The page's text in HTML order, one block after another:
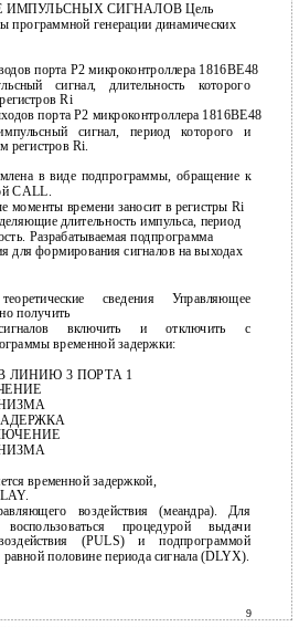
СИГНАЛОВ Цель
программной генерации динамических
порта Р2 микроконтроллера 1816ВЕ48
сигнал, длительность которого
Ri
порта Р2 микроконтроллера 1816ВЕ48
сигнал, период которого и
регистров Ri.
в виде подпрограммы, обращение к
CALL.
моменты времени заносит в регистры Ri
длительность импульса, период
Разрабатываемая подпрограмма
для формирования сигналов на выходах
сведения Управляющее
получить
сигналов включить и отключить с
временной задержки:
ЛИНИЮ 3 ПОРТА 1
временной задержкой,
воздействия (меандра). Для
процедурой выдачи
(PULS) и подпрограммой
половине периода сигнала (DLYX).
9